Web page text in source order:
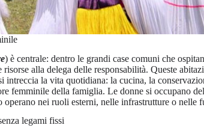
) è centrale: dentro le grandi case comuni che
risorse alla delega delle responsabilità. Queste
intreccia la vita quotidiana: la cucina, la
femminile della famiglia. Le donne si occupano
operano nei ruoli esterni, nelle infrastrutture o nelle
legami fissi